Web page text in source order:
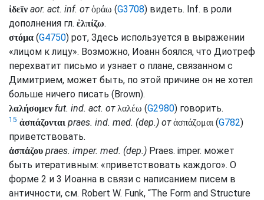
ἰδεῖν aor. act. inf. от ὁράω (G3708) видеть. Inf. в роли
дополнения гл. ἐλπίζω.
στόμα (G4750) рот, Здесь используется в выражении
«лицом к лицу». Возможно, Иоанн боялся, что Диотреф
перехватит письмо и узнает о плане, связанном с
Димитрием, может быть, по этой причине он не хотел
больше ничего писать (Brown).
λαλήσομεν fut. ind. act. от λαλέω (G2980) говорить.
15 ἀσπάζονται praes. ind. med. (dep.) от ἀσπάζομαι(G782)
приветствовать.
ἀσπάζου praes. imper. med. (dep.) Praes. imper. может
быть итеративным: «приветствовать каждого». О
форме 2 и 3 Иоанна в связи с написанием писем в
античности, см. Robert W. Funk, “The Form and Structure